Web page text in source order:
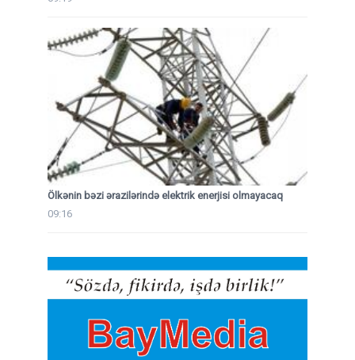
Ölkənin bəzi ərazilərində elektrik enerjisi olmayacaq
09:16